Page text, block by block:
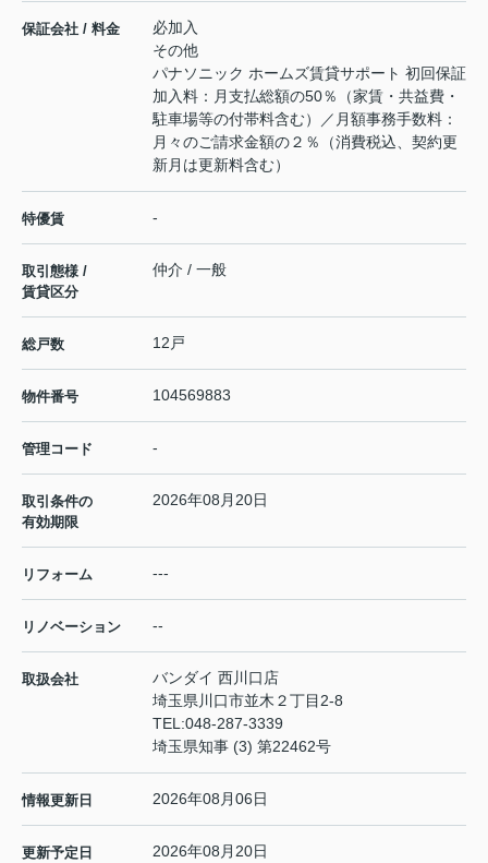
保証会社 / 料金
必加入
その他
パナソニック ホームズ賃貸サポート 初回保証
加入料：月支払総額の50％（家賃・共益費・
駐車場等の付帯料含む）／月額事務手数料：
月々のご請求金額の２％（消費税込、契約更
新月は更新料含む）
特優賃 -
取引態様 /
賃貸区分
仲介 / 一般
総戸数 12戸
物件番号 104569883
管理コード -
取引条件の
有効期限
2026年08月20日
リフォーム ---
リノベーション --
取扱会社
バンダイ 西川口店
埼玉県川口市並木２丁目2-8
TEL:048-287-3339
埼玉県知事 (3) 第22462号
情報更新日 2026年08月06日
更新予定日 2026年08月20日